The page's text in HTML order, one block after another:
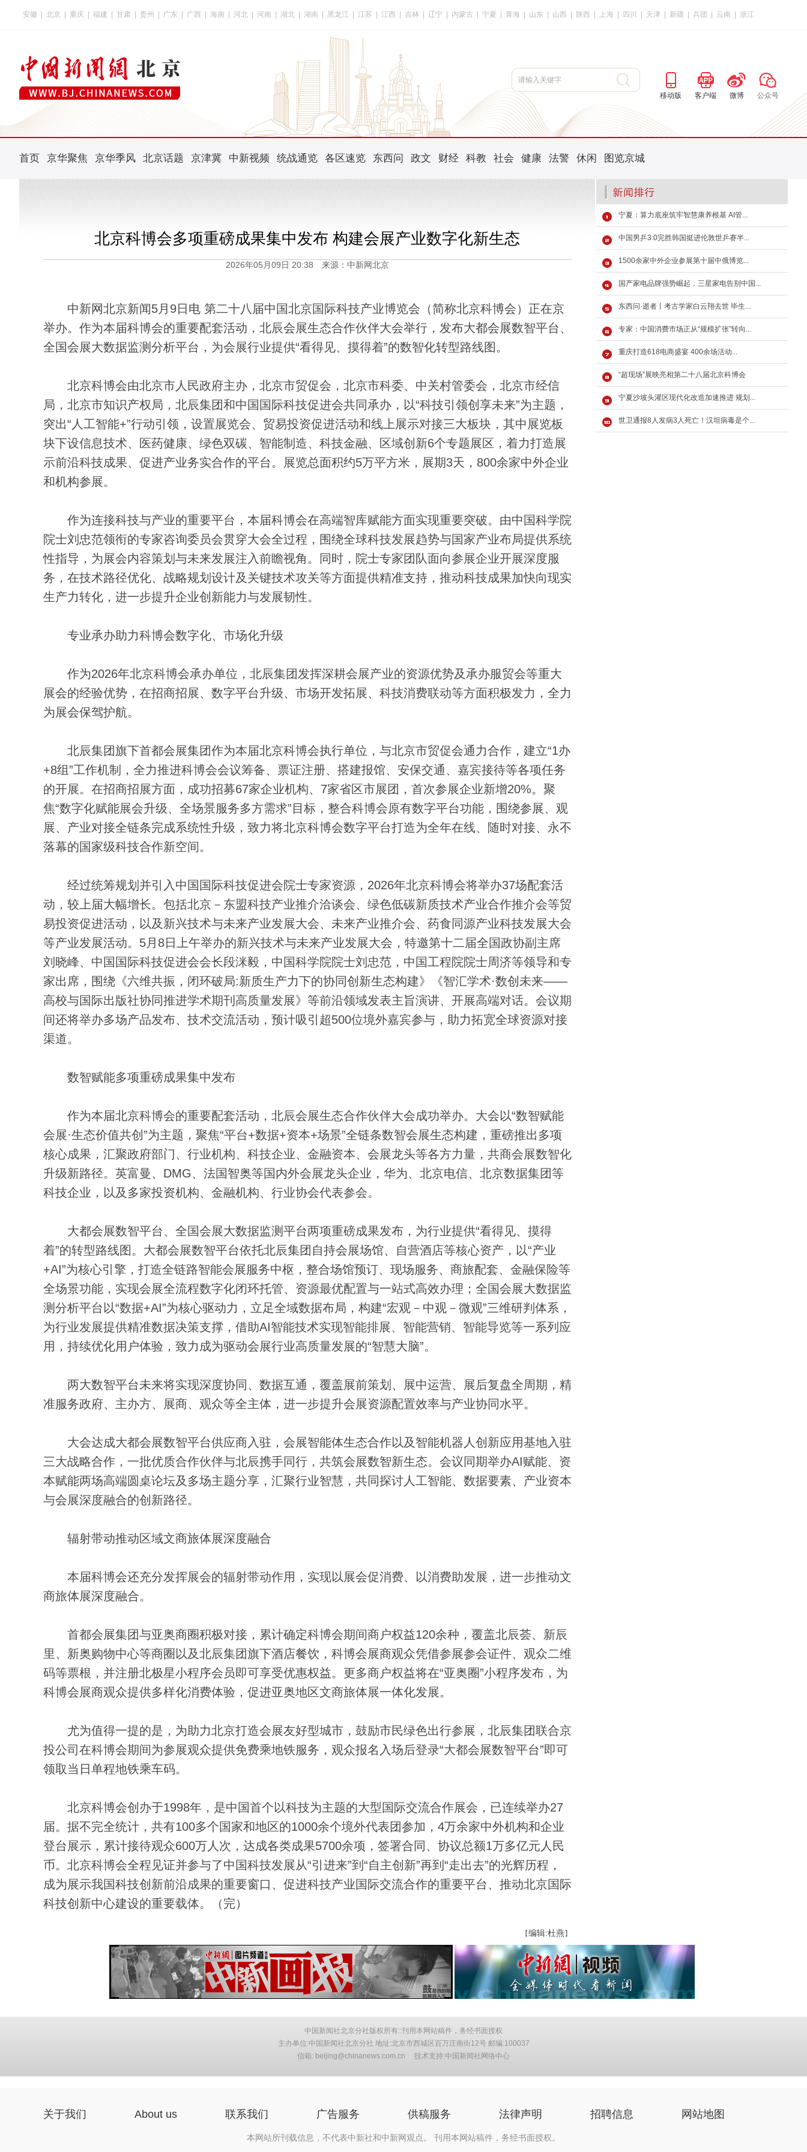
安徽 北京 重庆 福建 甘肃 贵州 广东 广西 海南 河北 河南 湖北 湖南 黑龙江 江苏 江西 吉林 辽宁 内蒙古 宁夏 青海 山东 山西 陕西 上海 四川 天津 新疆 兵团 云南 浙江
移动版 客户端 微博 公众号
首页 京华聚焦 京华季风 北京话题 京津冀 中新视频 统战通览 各区速览 东西问 政文 财经 科教 社会 健康 法警 休闲 图览京城
北京科博会多项重磅成果集中发布 构建会展产业数字化新生态
2026年05月09日 20:38 来源：中新网北京
中新网北京新闻5月9日电 第二十八届中国北京国际科技产业博览会（简称北京科博会）正在京
举办。作为本届科博会的重要配套活动，北辰会展生态合作伙伴大会举行，发布大都会展数智平台、
全国会展大数据监测分析平台，为会展行业提供“看得见、摸得着”的数智化转型路线图。
北京科博会由北京市人民政府主办，北京市贸促会，北京市科委、中关村管委会，北京市经信
局，北京市知识产权局，北辰集团和中国国际科技促进会共同承办，以“科技引领创享未来”为主题，
突出“人工智能+”行动引领，设置展览会、贸易投资促进活动和线上展示对接三大板块，其中展览板
块下设信息技术、医药健康、绿色双碳、智能制造、科技金融、区域创新6个专题展区，着力打造展
示前沿科技成果、促进产业务实合作的平台。展览总面积约5万平方米，展期3天，800余家中外企业
和机构参展。
作为连接科技与产业的重要平台，本届科博会在高端智库赋能方面实现重要突破。由中国科学院
院士刘忠范领衔的专家咨询委员会贯穿大会全过程，围绕全球科技发展趋势与国家产业布局提供系统
性指导，为展会内容策划与未来发展注入前瞻视角。同时，院士专家团队面向参展企业开展深度服
务，在技术路径优化、战略规划设计及关键技术攻关等方面提供精准支持，推动科技成果加快向现实
生产力转化，进一步提升企业创新能力与发展韧性。
专业承办助力科博会数字化、市场化升级
作为2026年北京科博会承办单位，北辰集团发挥深耕会展产业的资源优势及承办服贸会等重大
展会的经验优势，在招商招展、数字平台升级、市场开发拓展、科技消费联动等方面积极发力，全力
为展会保驾护航。
北辰集团旗下首都会展集团作为本届北京科博会执行单位，与北京市贸促会通力合作，建立“1办
+8组”工作机制，全力推进科博会会议筹备、票证注册、搭建报馆、安保交通、嘉宾接待等各项任务
的开展。在招商招展方面，成功招募67家企业机构、7家省区市展团，首次参展企业新增20%。聚
焦“数字化赋能展会升级、全场景服务多方需求”目标，整合科博会原有数字平台功能，围绕参展、观
展、产业对接全链条完成系统性升级，致力将北京科博会数字平台打造为全年在线、随时对接、永不
落幕的国家级科技合作新空间。
经过统筹规划并引入中国国际科技促进会院士专家资源，2026年北京科博会将举办37场配套活
动，较上届大幅增长。包括北京－东盟科技产业推介洽谈会、绿色低碳新质技术产业合作推介会等贸
易投资促进活动，以及新兴技术与未来产业发展大会、未来产业推介会、药食同源产业科技发展大会
等产业发展活动。5月8日上午举办的新兴技术与未来产业发展大会，特邀第十二届全国政协副主席
刘晓峰、中国国际科技促进会会长段洣毅，中国科学院院士刘忠范，中国工程院院士周济等领导和专
家出席，围绕《六维共振，闭环破局:新质生产力下的协同创新生态构建》《智汇学术·数创未来——
高校与国际出版社协同推进学术期刊高质量发展》等前沿领域发表主旨演讲、开展高端对话。会议期
间还将举办多场产品发布、技术交流活动，预计吸引超500位境外嘉宾参与，助力拓宽全球资源对接
渠道。
数智赋能多项重磅成果集中发布
作为本届北京科博会的重要配套活动，北辰会展生态合作伙伴大会成功举办。大会以“数智赋能
会展·生态价值共创”为主题，聚焦“平台+数据+资本+场景”全链条数智会展生态构建，重磅推出多项
核心成果，汇聚政府部门、行业机构、科技企业、金融资本、会展龙头等各方力量，共商会展数智化
升级新路径。英富曼、DMG、法国智奥等国内外会展龙头企业，华为、北京电信、北京数据集团等
科技企业，以及多家投资机构、金融机构、行业协会代表参会。
大都会展数智平台、全国会展大数据监测平台两项重磅成果发布，为行业提供“看得见、摸得
着”的转型路线图。大都会展数智平台依托北辰集团自持会展场馆、自营酒店等核心资产，以“产业
+AI”为核心引擎，打造全链路智能会展服务中枢，整合场馆预订、现场服务、商旅配套、金融保险等
全场景功能，实现会展全流程数字化闭环托管、资源最优配置与一站式高效办理；全国会展大数据监
测分析平台以“数据+AI”为核心驱动力，立足全域数据布局，构建“宏观－中观－微观”三维研判体系，
为行业发展提供精准数据决策支撑，借助AI智能技术实现智能排展、智能营销、智能导览等一系列应
用，持续优化用户体验，致力成为驱动会展行业高质量发展的“智慧大脑”。
两大数智平台未来将实现深度协同、数据互通，覆盖展前策划、展中运营、展后复盘全周期，精
准服务政府、主办方、展商、观众等全主体，进一步提升会展资源配置效率与产业协同水平。
大会达成大都会展数智平台供应商入驻，会展智能体生态合作以及智能机器人创新应用基地入驻
三大战略合作，一批优质合作伙伴与北辰携手同行，共筑会展数智新生态。会议同期举办AI赋能、资
本赋能两场高端圆桌论坛及多场主题分享，汇聚行业智慧，共同探讨人工智能、数据要素、产业资本
与会展深度融合的创新路径。
辐射带动推动区域文商旅体展深度融合
本届科博会还充分发挥展会的辐射带动作用，实现以展会促消费、以消费助发展，进一步推动文
商旅体展深度融合。
首都会展集团与亚奥商圈积极对接，累计确定科博会期间商户权益120余种，覆盖北辰荟、新辰
里、新奥购物中心等商圈以及北辰集团旗下酒店餐饮，科博会展商观众凭借参展参会证件、观众二维
码等票根，并注册北极星小程序会员即可享受优惠权益。更多商户权益将在“亚奥圈”小程序发布，为
科博会展商观众提供多样化消费体验，促进亚奥地区文商旅体展一体化发展。
尤为值得一提的是，为助力北京打造会展友好型城市，鼓励市民绿色出行参展，北辰集团联合京
投公司在科博会期间为参展观众提供免费乘地铁服务，观众报名入场后登录“大都会展数智平台”即可
领取当日单程地铁乘车码。
北京科博会创办于1998年，是中国首个以科技为主题的大型国际交流合作展会，已连续举办27
届。据不完全统计，共有100多个国家和地区的1000余个境外代表团参加，4万余家中外机构和企业
登台展示，累计接待观众600万人次，达成各类成果5700余项，签署合同、协议总额1万多亿元人民
币。北京科博会全程见证并参与了中国科技发展从“引进来”到“自主创新”再到“走出去”的光辉历程，
成为展示我国科技创新前沿成果的重要窗口、促进科技产业国际交流合作的重要平台、推动北京国际
科技创新中心建设的重要载体。（完）
【编辑:杜燕 】
宁夏：算力底座筑牢智慧康养根基 AI管...
中国男乒3:0完胜韩国挺进伦敦世乒赛半...
1500余家中外企业参展第十届中俄博览...
国产家电品牌强势崛起，三星家电告别中国...
东西问·逝者丨考古学家白云翔去世 毕生...
专家：中国消费市场正从“规模扩张”转向...
重庆打造618电商盛宴 400余场活动...
“超现场”展映亮相第二十八届北京科博会
宁夏沙坡头灌区现代化改造加速推进 规划...
世卫通报8人发病3人死亡！汉坦病毒是个...
中国新闻社北京分社版权所有::刊用本网站稿件，务经书面授权
主办单位:中国新闻社北京分社 地址:北京市西城区百万庄南街12号 邮编:100037
信箱: beijing@chinanews.com.cn 技术支持:中国新闻社网络中心
关于我们 About us 联系我们 广告服务 供稿服务 法律声明 招聘信息 网站地图
本网站所刊载信息，不代表中新社和中新网观点。 刊用本网站稿件，务经书面授权。